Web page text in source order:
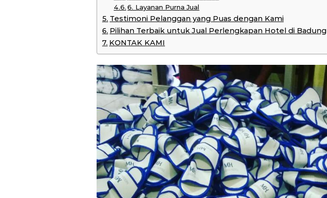
6. Layanan Purna Jual
Testimoni Pelanggan yang Puas dengan Kami
Pilihan Terbaik untuk Jual Perlengkapan Hotel di Badung
KONTAK KAMI